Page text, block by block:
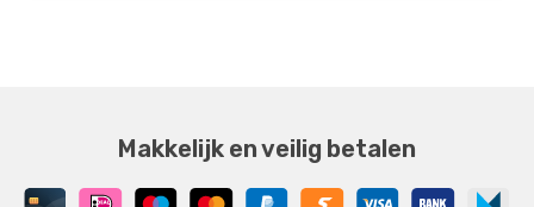
Makkelijk en veilig betalen